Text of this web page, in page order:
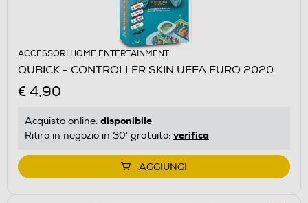
ACCESSORI HOME ENTERTAINMENT
QUBICK - CONTROLLER SKIN UEFA EURO 2020
€ 4,90
Acquisto online: disponibile
Ritiro in negozio in 30' gratuito: verifica
AGGIUNGI